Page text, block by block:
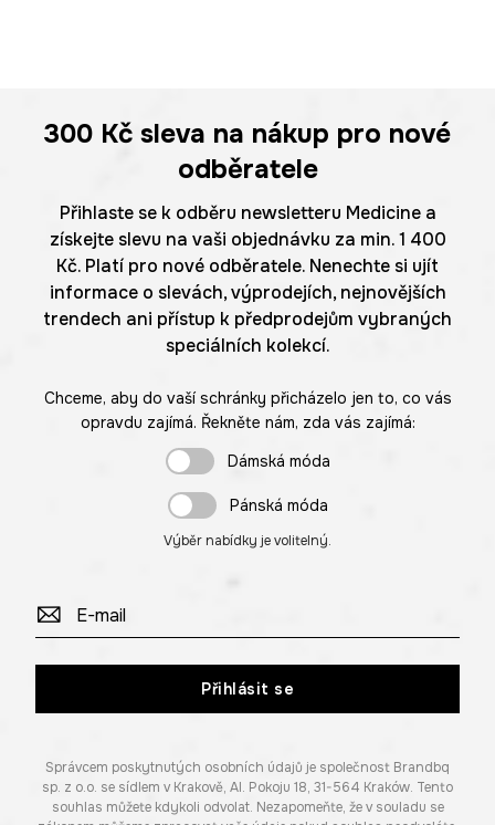
300 Kč sleva na nákup pro nové
odběratele
Přihlaste se k odběru newsletteru Medicine a
získejte slevu na vaši objednávku za min. 1 400
Kč. Platí pro nové odběratele. Nenechte si ujít
informace o slevách, výprodejích, nejnovějších
trendech ani přístup k předprodejům vybraných
speciálních kolekcí.
Chceme, aby do vaší schránky přicházelo jen to, co vás
opravdu zajímá. Řekněte nám, zda vás zajímá:
Dámská móda
Pánská móda
Výběr nabídky je volitelný.
Přihlásit se
Správcem poskytnutých osobních údajů je společnost Brandbq
sp. z o.o. se sídlem v Krakově, Al. Pokoju 18, 31-564 Kraków. Tento
souhlas můžete kdykoli odvolat. Nezapomeňte, že v souladu se